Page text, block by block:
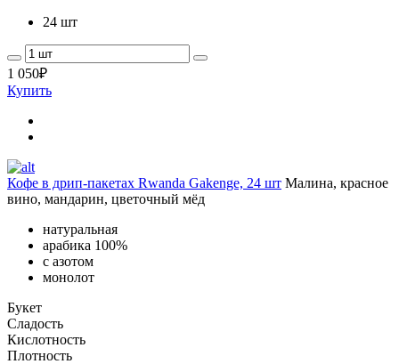
24 шт
1 050₽
Купить
Кофе в дрип-пакетах Rwanda Gakenge, 24 шт Малина, красное
вино, мандарин, цветочный мёд
натуральная
арабика 100%
с азотом
монолот
Букет
Сладость
Кислотность
Плотность